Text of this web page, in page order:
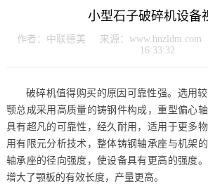
小型石子破碎机设备
作者：中联德美 来源：www.hnzldm.com
16:33:32
破碎机值得购买的原因可靠性强。选用
颚总成采用高质量的铸钢件构成，重型偏心
具有超凡的可靠性，经久耐用，适用于更多
用有限元分析技术，整体铸钢轴承座与机架
轴承座的径向强度，使设备具有更高的强度
增大了颚板的有效长度，产量更高。